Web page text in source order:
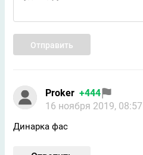
Отправить
Proker +444
16 ноября 2019, 08:57
Динарка фас